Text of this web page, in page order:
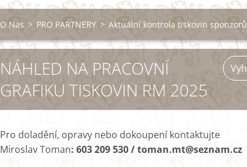
O Nás > PRO PARTNERY > Aktuální kontrola tiskovin sponzorů
NÁHLED NA PRACOVNÍ
GRAFIKU TISKOVIN RM 2025
Pro doladění, opravy nebo dokoupení kontaktujte
Miroslav Toman: 603 209 530 / toman.mt@seznam.cz